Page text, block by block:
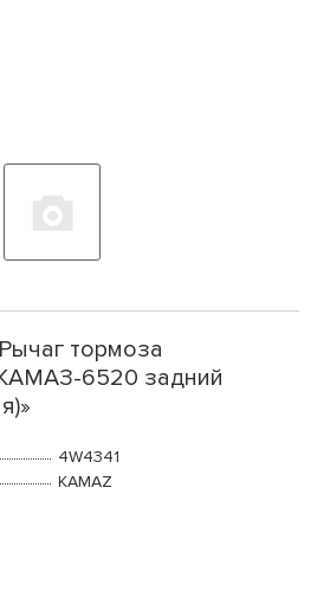
тормоза
6520 задний
4W4341
KAMAZ